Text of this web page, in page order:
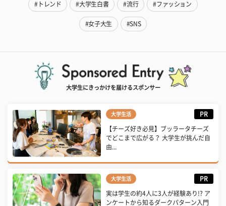
#トレンド #大学生白書 #流行 #ファッション
#女子大生 #SNS
大学生にきっかけを届けるスポンサー
大学生活 PR
【チーズ好き必見】ブッラータチーズ
でどこまで広がる？ 大学生が挑んだ自
由...
大学生活 PR
実は学生の約4人に3人が経験あり!? ア
ンケートから知るダークパターン入門